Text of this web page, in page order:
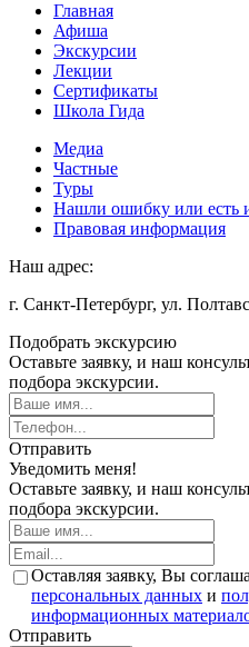
Главная
Афиша
Экскурсии
Лекции
Сертификаты
Школа Гида
Медиа
Частные
Туры
Нашли ошибку или есть
Правовая информация
Наш адрес:
г. Санкт-Петербург, ул.
Подобрать экскурсию
Оставьте заявку, и наш
подбора экскурсии.
Отправить
Уведомить меня!
Оставьте заявку, и наш
подбора экскурсии.
Оставляя заявку, Вы
персональных данных и
информационных
Отправить